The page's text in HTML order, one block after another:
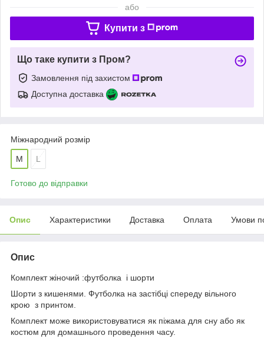
або
Купити з
Що таке купити з Пром?
Замовлення під захистом
Доступна доставка
Міжнародний розмір
M L
Готово до відправки
Опис Характеристики Доставка Оплата Умови
Опис
Комплект жіночий :футболка і шорти
Шорти з кишенями. Футболка на застібці спереду вільного
крою з принтом.
Комплект може використовуватися як піжама для сну або як
костюм для домашнього проведення часу.